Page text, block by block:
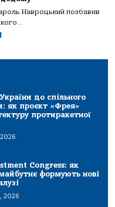
Навроцький позбавив
до спільного
як проєкт «Фрея»
протиракетної
Congress: як
майбутнє формують нові
2026